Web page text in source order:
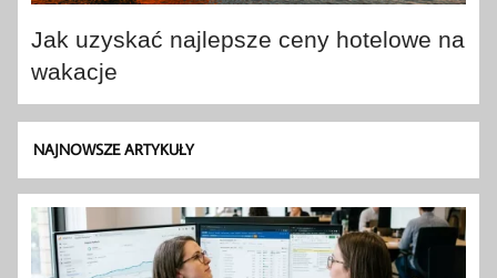
Jak uzyskać najlepsze ceny hotelowe na
wakacje
NAJNOWSZE ARTYKUŁY